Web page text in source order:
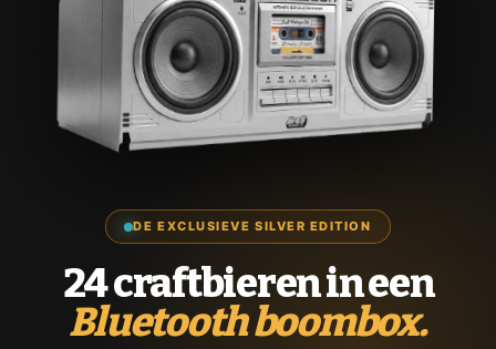
DE EXCLUSIEVE SILVER EDITION
24 craftbieren in een
Bluetooth boombox.